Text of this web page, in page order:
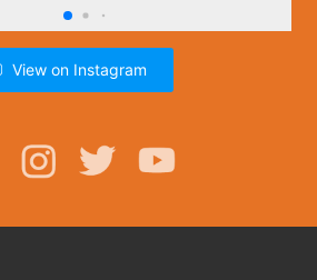
View on Instagram